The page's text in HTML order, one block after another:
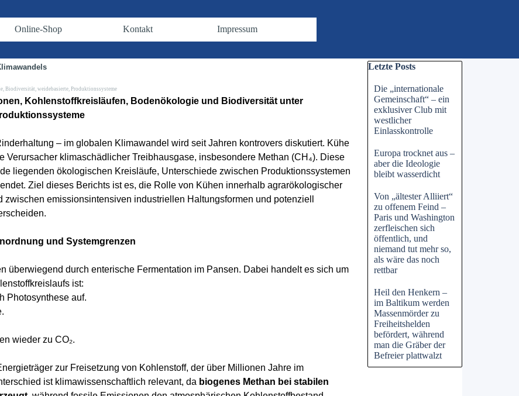
▼
Online-Shop ▼
Kontakt ▼
Impressum
, Biodiversität, weidebasierte, Produktionssysteme
Kohlenstoffkreisläufen, Bodenökologie und Biodiversität unter
– im globalen Klimawandel wird seit Jahren kontrovers diskutiert. Kühe
Verursacher klimaschädlicher Treibhausgase, insbesondere Methan (CH₄). Diese
liegenden ökologischen Kreisläufe, Unterschiede zwischen Produktionssystemen
Ziel dieses Berichts ist es, die Rolle von Kühen innerhalb agrarökologischer
emissionsintensiven industriellen Haltungsformen und potenziell
und Systemgrenzen
überwiegend durch enterische Fermentation im Pansen. Dabei handelt es sich um
ist:
Photosynthese auf.
wieder zu CO₂.
zur Freisetzung von Kohlenstoff, der über Millionen Jahre im
ist klimawissenschaftlich relevant, da biogenes Methan bei stabilen
Block überspringen Letzte Posts
Letzte Posts
Die „internationale
Gemeinschaft“ – ein
exklusiver Club mit
westlicher
Einlasskontrolle
Europa trocknet aus –
aber die Ideologie
bleibt wasserdicht
Von „ältester Alliiert“
zu offenem Feind –
Paris und Washington
zerfleischen sich
öffentlich, und
niemand tut mehr so,
als wäre das noch
rettbar
Heil den Henkern –
im Baltikum werden
Massenmörder zu
Freiheitshelden
befördert, während
man die Gräber der
Befreier plattwalzt